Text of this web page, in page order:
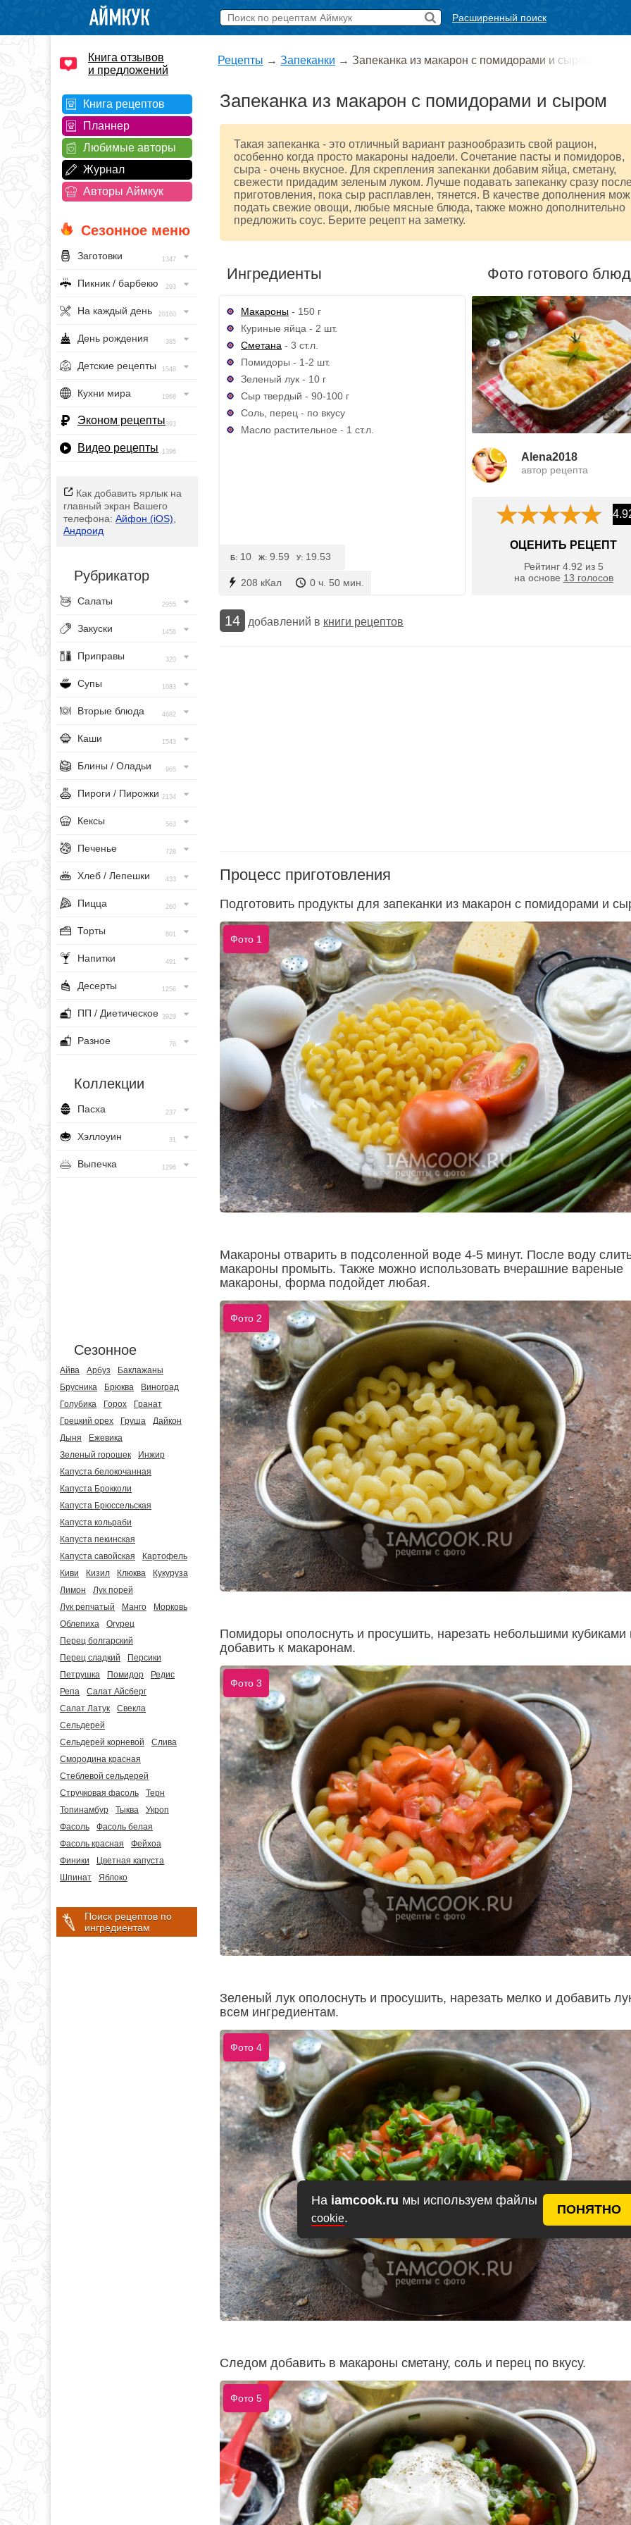
На iamcook.ru мы используем файлы
cookie.
ПОНЯТНО
Расширенный поиск
Книга отзывов
и предложений
Книга рецептов
Планнер
Любимые авторы
Журнал
Авторы Аймкук
Сезонное меню
Заготовки 1347
Пикник / барбекю 293
На каждый день 20160
День рождения 385
Детские рецепты 1548
Кухни мира 1968
Эконом рецепты393
Видео рецепты 1396
Как добавить ярлык на
главный экран Вашего
телефона: Айфон (iOS)
Андроид
Рубрикатор
Салаты 2955
Закуски 1456
Приправы 320
Супы 1083
Вторые блюда 4682
Каши 1543
Блины / Оладьи 965
Пироги / Пирожки 2134
Кексы 563
Печенье 728
Хлеб / Лепешки 433
Пицца 260
Торты 801
Напитки 491
Десерты 1256
ПП / Диетическое 3929
Разное 76
Коллекции
Пасха 237
Хэллоуин 31
Выпечка 1296
Сезонное
Айва Арбуз
Баклажаны
Брусника
Брюква
Виноград
Голубика
Горох
Гранат
Грецкий орех
Груша
Дайкон
Дыня
Ежевика
Зеленый горошек
Инжир
Капуста белокочанная
Капуста Брокколи
Капуста Брюссельская
Капуста кольраби
Капуста пекинская
Капуста савойская
Картофель
Киви
Кизил Клюква
Кукуруза
Лимон
Лук порей
Лук репчатый
Манго
Морковь
Облепиха
Огурец
Перец болгарский
Перец сладкий
Персики
Петрушка
Помидор
Редис
Репа
Салат Айсберг
Салат Латук
Свекла
Сельдерей
Сельдерей корневой
Слива
Смородина красная
Стеблевой сельдерей
Стручковая фасоль
Терн
Топинамбур
Тыква
Укроп
Фасоль
Фасоль белая
Фасоль красная
Фейхоа
Финики
Цветная капуста
Шпинат
Яблоко
Поиск рецептов по
ингредиентам
Рецепты → Запеканки → Запеканка из макарон с помидорами и сыром
Запеканка из макарон с помидорами и сыром
Такая запеканка - это отличный вариант разнообразить свой рацион,
особенно когда просто макароны надоели. Сочетание пасты и помидоров,
сыра - очень вкусное. Для скрепления запеканки добавим яйца, сметану,
свежести придадим зеленым луком. Лучше подавать запеканку сразу
приготовления, пока сыр расплавлен, тянется. В качестве дополнения
подать свежие овощи, любые мясные блюда, также можно дополнительно
предложить соус. Берите рецепт на заметку.
Ингредиенты
Макароны - 150 г
Куриные яйца - 2 шт.
Сметана - 3 ст.л.
Помидоры - 1-2 шт.
Зеленый лук - 10 г
Сыр твердый - 90-100 г
Соль, перец - по вкусу
Масло растительное - 1 ст.л.
208 кКал 0 ч. 50 мин.
Б: 10 Ж: 9.59 У: 19.53
Фото готового
Alena2018
автор рецепта
ОЦЕНИТЬ РЕЦЕПТ
Рейтинг 4.92 из 5
на основе 13 голосов
14 добавлений в книги рецептов
Процесс приготовления
Подготовить продукты для запеканки из макарон с помидорами и
Фото 1
Макароны отварить в подсоленной воде 4-5 минут. После воду
макароны промыть. Также можно использовать вчерашние вареные
макароны, форма подойдет любая.
Фото 2
Помидоры ополоснуть и просушить, нарезать небольшими кубиками
добавить к макаронам.
Фото 3
Зеленый лук ополоснуть и просушить, нарезать мелко и добавить
всем ингредиентам.
Фото 4
Следом добавить в макароны сметану, соль и перец по вкусу.
Фото 5